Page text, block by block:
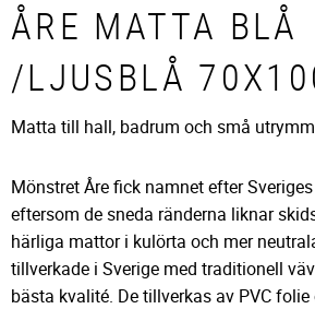
ÅRE MATTA BLÅ
/LJUSBLÅ
Matta till hall, badrum och små
Mönstret Åre fick namnet efter
eftersom de sneda ränderna liknar
härliga mattor i kulörta och mer
tillverkade i Sverige med traditionell
bästa kvalité. De tillverkas av PVC